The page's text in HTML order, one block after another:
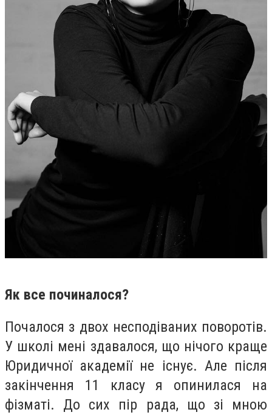
Як все починалося?
Почалося з двох несподіваних поворотів.
У школі мені здавалося, що нічого краще
Юридичної академії не існує. Але після
закінчення 11 класу я опинилася на
фізматі. До сих пір рада, що зі мною